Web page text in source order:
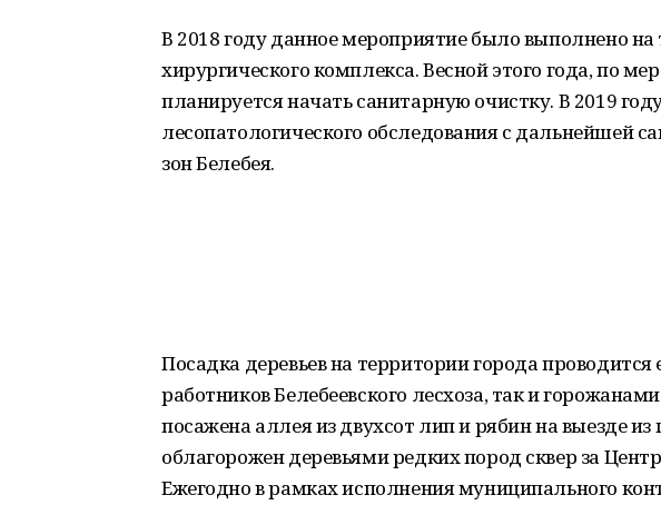
В 2018 году данное мероприятие было выполнено
хирургического комплекса. Весной этого года, по
планируется начать санитарную очистку. В 2019
лесопатологического обследования с дальнейшей
зон Белебея.
Посадка деревьев на территории города
работников Белебеевского лесхоза, так и
посажена аллея из двухсот лип и рябин на выезде
облагорожен деревьями редких пород сквер за
Ежегодно в рамках исполнения муниципального